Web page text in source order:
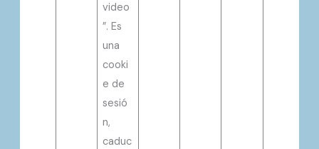
video
”. Es
una
cooki
e de
sesió
n,
caduc